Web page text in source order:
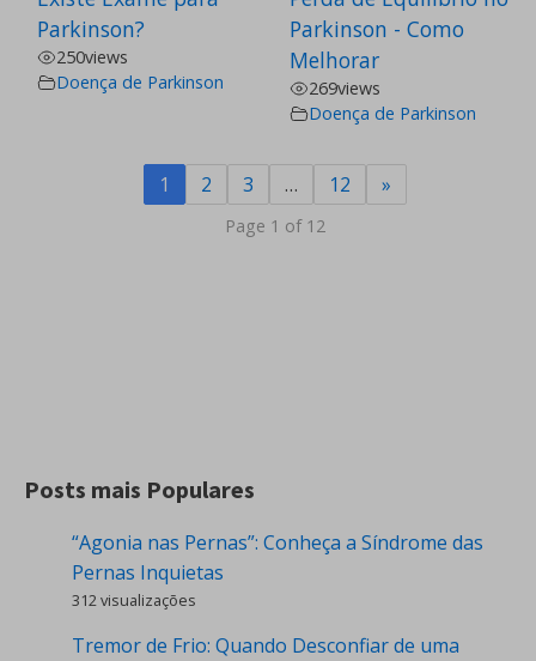
Parkinson?
250views
Doença de Parkinson
Parkinson - Como
Melhorar
269views
Doença de Parkinson
1 2 3 … 12 »
Page 1 of 12
Posts mais Populares
“Agonia nas Pernas”: Conheça a Síndrome das
Pernas Inquietas
312 visualizações
Tremor de Frio: Quando Desconfiar de uma